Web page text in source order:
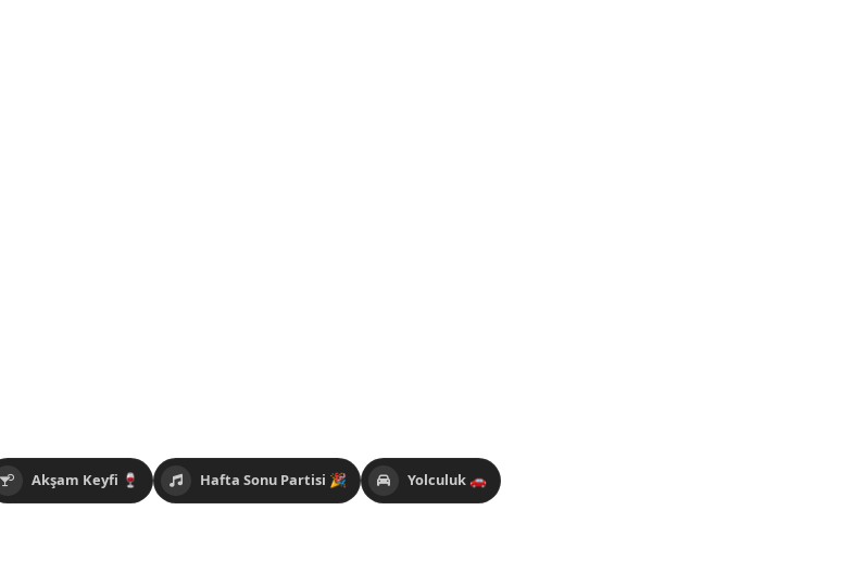
Akşam Keyfi 🍷 Hafta Sonu Partisi 🎉 Yolculuk 🚗